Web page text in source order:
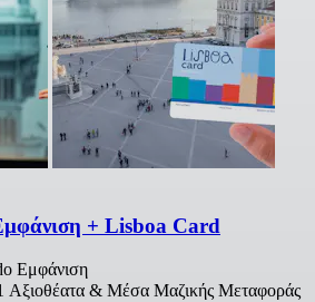
+ Lisboa Card
Εμφάνιση
Αξιοθέατα & Μέσα Μαζικής Μεταφοράς